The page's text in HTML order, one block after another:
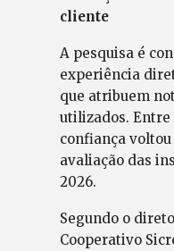
cliente
A pesquisa é
experiência
que atribuem
utilizados. Entre
confiança
avaliação das
2026.
Segundo o
Cooperativo